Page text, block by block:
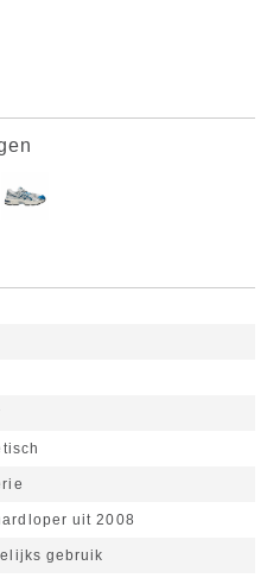
uit 2008
gebruik